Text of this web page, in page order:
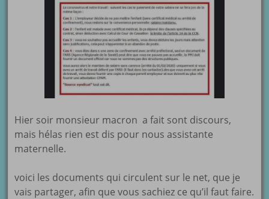
Hier soir monsieur macron a fait sont discours,
mais hélas rien est dis pour nous assistante
maternelle.
voici les documents qui circulent sur le net, que je
vais partager, afin que vous sachiez ce qu’il faut faire.